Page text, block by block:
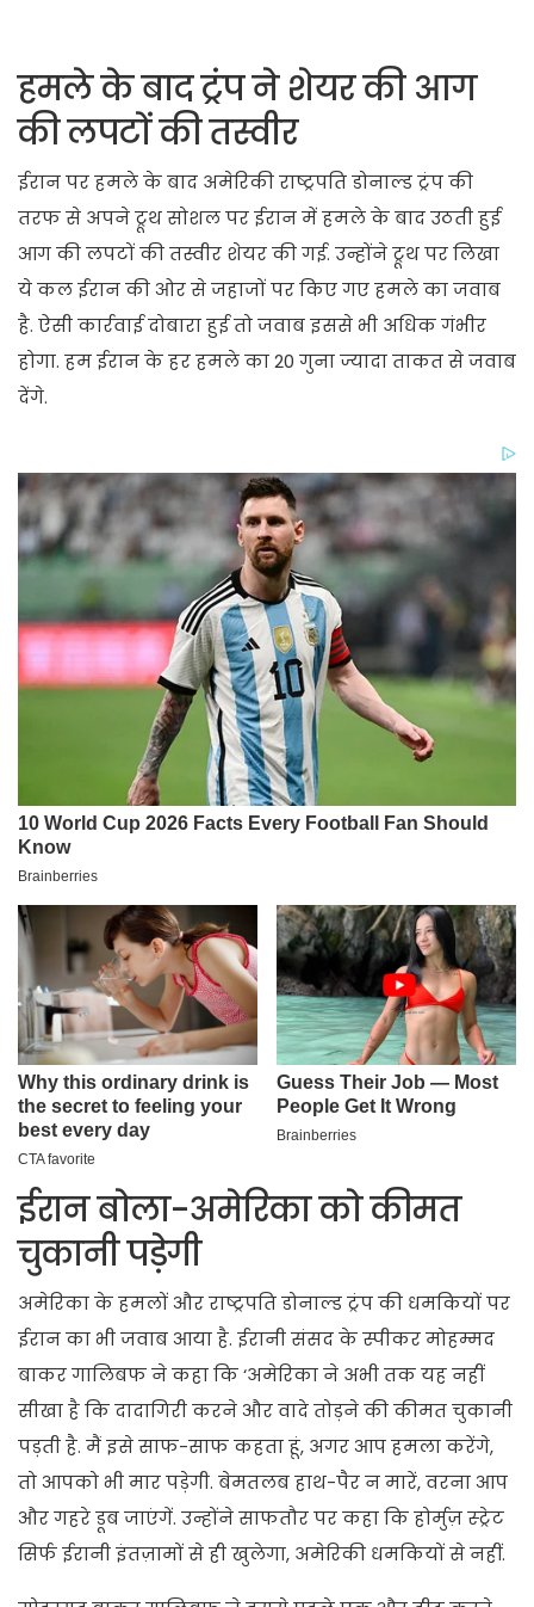
हमले के बाद ट्रंप ने शेयर की आग
की लपटों की तस्वीर
ईरान पर हमले के बाद अमेरिकी राष्ट्रपति डोनाल्ड ट्रंप की
तरफ से अपने ट्रूथ सोशल पर ईरान में हमले के बाद उठती हुई
आग की लपटों की तस्वीर शेयर की गई. उन्होंने ट्रूथ पर लिखा
ये कल ईरान की ओर से जहाजों पर किए गए हमले का जवाब
है. ऐसी कार्रवाई दोबारा हुई तो जवाब इससे भी अधिक गंभीर
होगा. हम ईरान के हर हमले का 20 गुना ज्यादा ताकत से जवाब
देंगे.
ईरान बोला-अमेरिका को कीमत
चुकानी पड़ेगी
अमेरिका के हमलों और राष्ट्रपति डोनाल्ड ट्रंप की धमकियों पर
ईरान का भी जवाब आया है. ईरानी संसद के स्पीकर मोहम्मद
बाकर गालिबफ ने कहा कि ‘अमेरिका ने अभी तक यह नहीं
सीखा है कि दादागिरी करने और वादे तोड़ने की कीमत चुकानी
पड़ती है. मैं इसे साफ-साफ कहता हूं, अगर आप हमला करेंगे,
तो आपको भी मार पड़ेगी. बेमतलब हाथ-पैर न मारें, वरना आप
और गहरे डूब जाएंगें. उन्होंने साफतौर पर कहा कि होर्मुज़ स्ट्रेट
सिर्फ ईरानी इंतज़ामों से ही खुलेगा, अमेरिकी धमकियों से नहीं.